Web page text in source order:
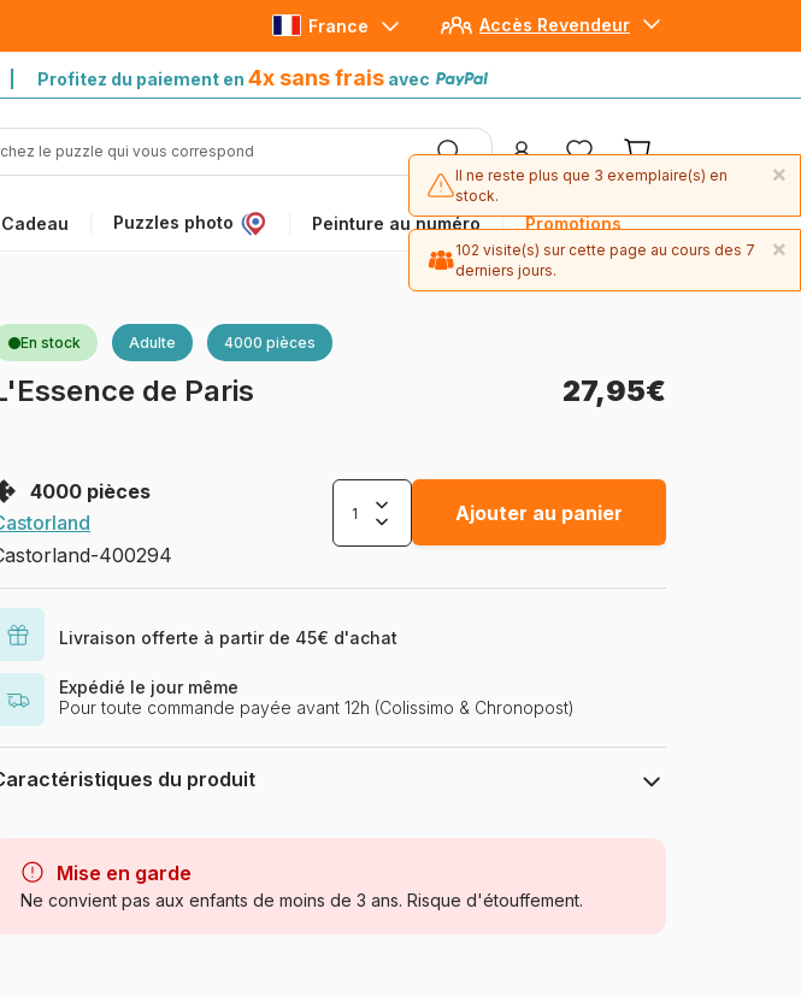
Accès Revendeur
France
| Profitez du paiement en 4x sans frais avec
Puzzles photo Peinture au numéro Promotions
avec Paypal
En stock Adulte 4000 pièces
de Paris 27,95€
4000 pièces
400294
Ajouter au panier
Livraison offerte à partir de 45€ d'achat
Expédié le jour même
Pour toute commande payée avant 12h (Colissimo & Chronopost)
du produit
Catégorie Puzzles - Monuments
Mise en garde
Ne convient pas aux enfants de moins de 3 ans. Risque d'étouffement.
×
Il ne reste plus que 3 exemplaire(s) en
stock.
×
102 visite(s) sur cette page au cours des 7
derniers jours.